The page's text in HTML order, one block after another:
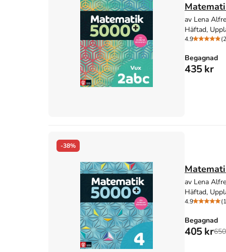
av Lena
Häftad,
4.9
Begagnad
435 kr
-38%
av Lena
Häftad,
4.9
Begagnad
405 kr